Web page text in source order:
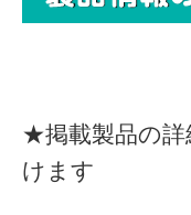
★掲載製品の詳
けます